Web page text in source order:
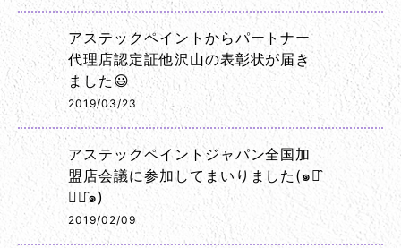
アステックペイントからパートナー
代理店認定証他沢山の表彰状が届き
ました😃
2019/03/23
アステックペイントジャパン全国加
盟店会議に参加してまいりました(๑･̑
◡･̑๑)
2019/02/09